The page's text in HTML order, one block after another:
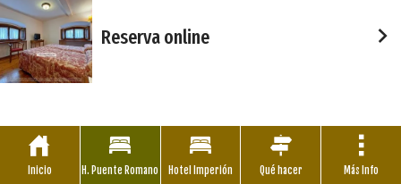
Reserva online
Inicio H. Puente Romano Hotel Imperión Qué hacer Más Info